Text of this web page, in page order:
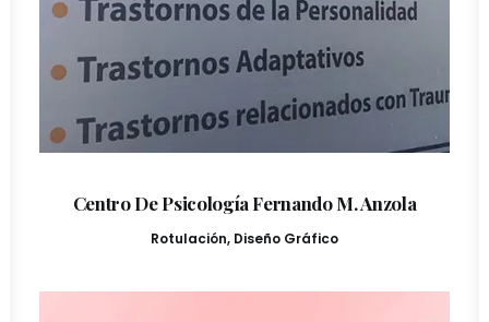
Centro De Psicología Fernando M. Anzola
Rotulación, Diseño Gráfico